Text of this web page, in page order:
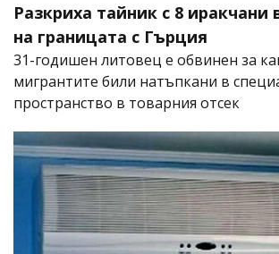
Разкриха тайник с 8 иракчани
на границата с Гърция
31-годишен литовец е обвинен за
мигрантите били натъпкани в
пространство в товарния отсек